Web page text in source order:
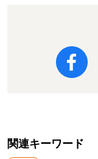
関連キーワード